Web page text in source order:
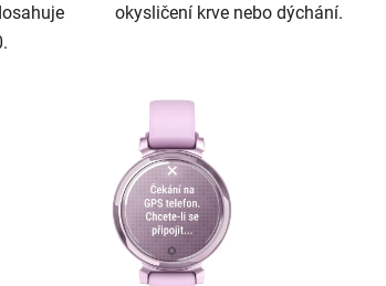
okysličení krve nebo dýchání.